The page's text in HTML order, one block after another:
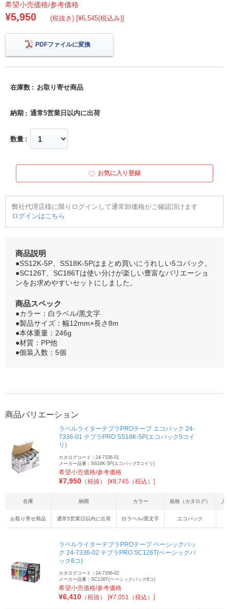
希望小売価格/参考価格
¥5,950 (税抜き) [¥6,545(税込み)]
PDFファイルに変換
在庫数 お取り寄せ商品
納期 通常5営業日以内に出荷
数量
お気に入り登録
弊社代理店様に限りログインして通常卸価格がご確認頂けます
ログインはこちら
商品説明
●SS12K-5P、SS18K-5Pはまとめ買いにうれしい5コパック。
●SC126T、SC186Tは使い分けが楽しい豊富なバリエーショ
ンをお求めやすいセットにしました。
商品スペック
●カラー：白ラベル/黒文字
●製品サイズ：幅12mm×長さ8m
●本体重量：246g
●材質：PP他
●個装入数：5個
商品バリエーション
ラベルライターテプラPROテープ エコパック 24-
7336-01 テプラPRO SS18K-5P(エコパック5コイ
リ)
カタログコード：24-7336-01
メーカー品番：SS18K-5P(エコパック5コイリ)
希望小売価格/参考価格
¥7,950 （税抜） [¥8,745（税込）]
在庫 納期 カラー 規格（カタログ） 入
お取り寄せ商品 通常5営業日以内に出荷 白ラベル/黒文字 エコパック
ラベルライターテプラPROテープ ベーシックパッ
ク 24-7336-02 テプラPRO SC126T(ベーシックパ
ック6コ)
カタログコード：24-7336-02
メーカー品番：SC126T(ベーシックパック6コ)
希望小売価格/参考価格
¥6,410 （税抜） [¥7,051（税込）]